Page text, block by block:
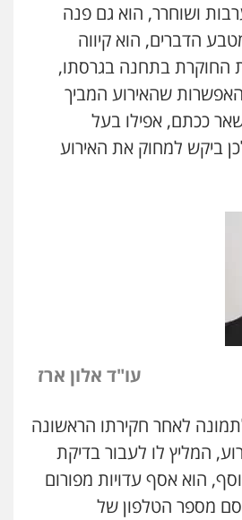
ושוחרר, הוא גם פנה
הדברים, הוא קיווה
החוקרת בתחנה בגרסתו,
שהאירוע המביך
ככתם, אפילו בעל
ביקש למחוק את האירוע
עו"ד אלון ארז
לאחר חקירתו הראשונה
המליץ לו לעבור בדיקת
הוא אסף עדויות מפורום
מספר הטלפון של